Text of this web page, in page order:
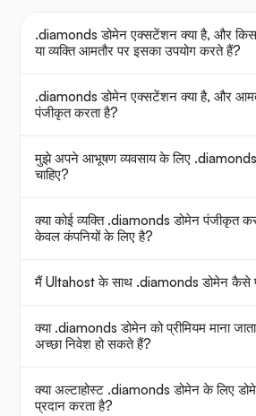
.diamonds डोमेन एक्सटेंशन क्या है, और किस
या व्यक्ति आमतौर पर इसका उपयोग करते हैं?
.diamonds डोमेन एक्सटेंशन क्या है, और
पंजीकृत करता है?
मुझे अपने आभूषण व्यवसाय के लिए .diamonds
चाहिए?
क्या कोई व्यक्ति .diamonds डोमेन पंजीकृत
केवल कंपनियों के लिए है?
मैं Ultahost के साथ .diamonds डोमेन
क्या .diamonds डोमेन को प्रीमियम माना
अच्छा निवेश हो सकते हैं?
क्या अल्टाहोस्ट .diamonds डोमेन के लिए
प्रदान करता है?